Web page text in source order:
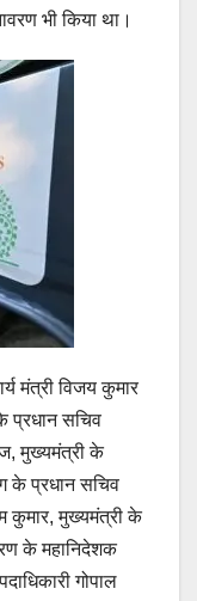
भी किया था।
मंत्री विजय कुमार
प्रधान सचिव
मुख्यमंत्री के
के प्रधान सचिव
कुमार, मुख्यमंत्री के
के महानिदेशक
गोपाल